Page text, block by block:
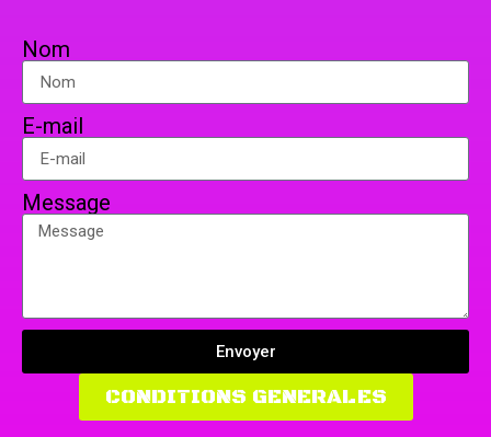
Nom
E-mail
Message
Envoyer
CONDITIONS GENERALES